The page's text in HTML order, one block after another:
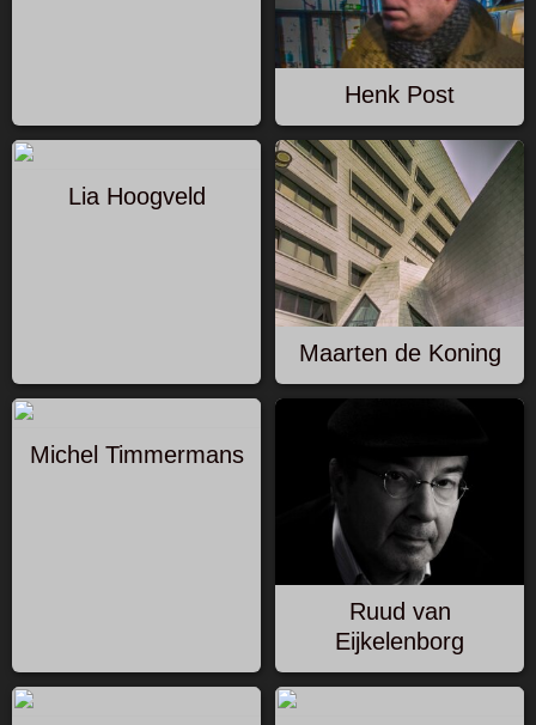
Henk Post
Lia Hoogveld
Maarten de Koning
Michel Timmermans
Ruud van
Eijkelenborg